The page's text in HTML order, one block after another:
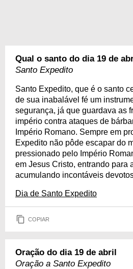
Qual o santo do dia 19 de
Santo Expedito
Santo Expedito, que é o santo
de sua inabalável fé um
segurança, já que guardava as
império contra ataques de
Império Romano. Sempre em
Expedito não pôde escapar do
pressionado pelo Império
em Jesus Cristo, entrando para
acumulando incontáveis
Dia de Santo Expedito
COPIAR
Oração do dia 19 de abril
Oração a Santo Expedito